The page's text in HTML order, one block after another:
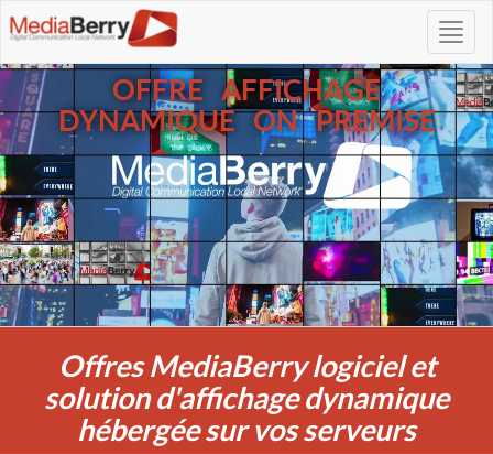
OFFRE AFFICHAGE
DYNAMIQUE ON PREMISE
Offres MediaBerry logiciel et
solution d'affichage dynamique
hébergée sur vos serveurs